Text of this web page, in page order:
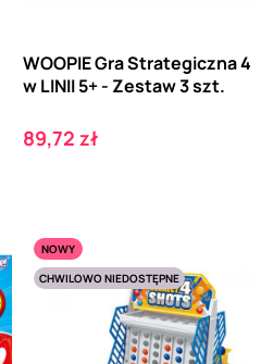
WOOPIE Gra Strategiczna 4
w LINII 5+ - Zestaw 3 szt.
Cena
89,72 zł
NOWY
CHWILOWO NIEDOSTĘPNE